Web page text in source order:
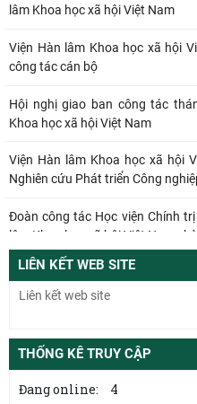
lâm Khoa học xã hội Việt Nam
Viện Hàn lâm Khoa học xã hội
công tác cán bộ
Hội nghị giao ban công tác
Khoa học xã hội Việt Nam
Viện Hàn lâm Khoa học xã hội
Nghiên cứu Phát triển Công
Đoàn công tác Học viện Chính
lâm Khoa học xã hội Việt Nam chào
Đối thoại ICWA – VASS lần thứ
Toàn diện tăng cường Việt Nam
cách tổ chức và quản lý của
Đóng góp của đồng chí Huỳnh
LIÊN KẾT WEB SITE
THỐNG KÊ TRUY CẬP
Đang online:
4